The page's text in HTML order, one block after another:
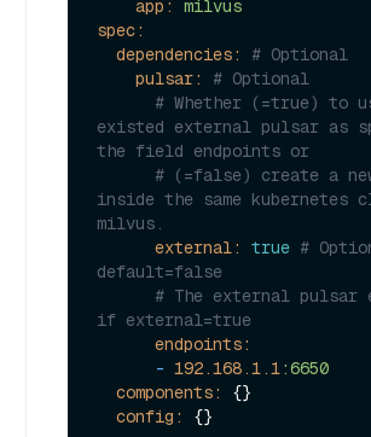
app:
milvus
spec:
dependencies:
# Optional
pulsar:
# Optional
# Whether (=true) to
existed external pulsar as
the field endpoints or
# (=false) create a
inside the same kubernetes
milvus.
external:
true #
default=false
# The external pulsar
if external=true
endpoints:
- 192.168 .1 .1 :6650
components:
{}
config: